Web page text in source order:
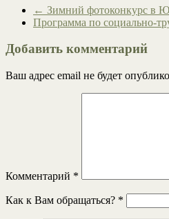
← Зимний фотоконкурс в
Программа по социально-
Добавить комментарий
Ваш адрес email не будет
Комментарий *
Как к Вам обращаться? *